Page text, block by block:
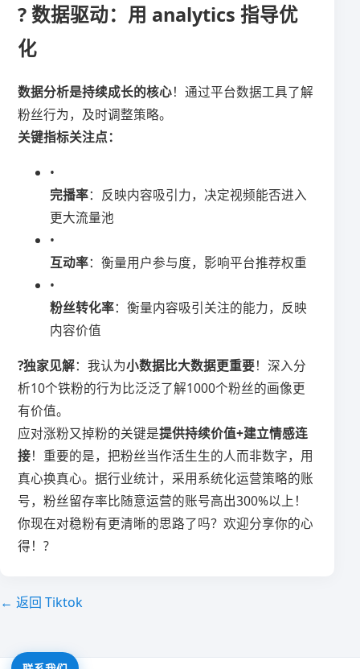
? 数据驱动：用 analytics 指导优
化
​数据分析是持续成长的核心​​！通过平台数据工具了解
粉丝行为，及时调整策略。
​关键指标关注点：​
•
​完播率​​：反映内容吸引力，决定视频能否进入
更大流量池
•
​互动率​​：衡量用户参与度，影响平台推荐权重
•
​粉丝转化率​​：衡量内容吸引关注的能力，反映
内容价值
​?独家见解​​：我认为​​小数据比大数据更重要​​！深入分
析10个铁粉的行为比泛泛了解1000个粉丝的画像更
有价值。
应对涨粉又掉粉的关键是​​提供持续价值+建立情感连
接​​！重要的是，把粉丝当作活生生的人而非数字，用
真心换真心。据行业统计，采用系统化运营策略的账
号，粉丝留存率比随意运营的账号高出300%以上！
你现在对稳粉有更清晰的思路了吗？欢迎分享你的心
得！?
← 返回 Tiktok